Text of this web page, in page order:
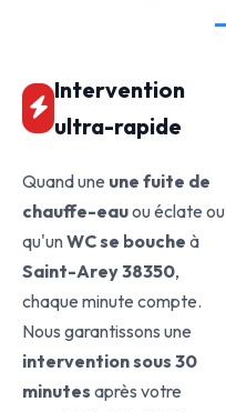
Intervention
ultra-rapide
Quand une une fuite de
chauffe-eauou éclate ou
qu'unWC se bouche à
Saint-Arey 38350,
chaque minute compte.
Nous garantissons une
intervention sous 30
minutes après votre